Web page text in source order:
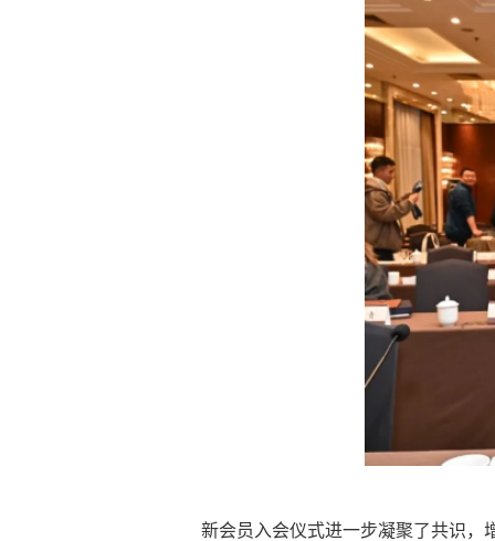
新会员入会仪式进一步凝聚了共识，增